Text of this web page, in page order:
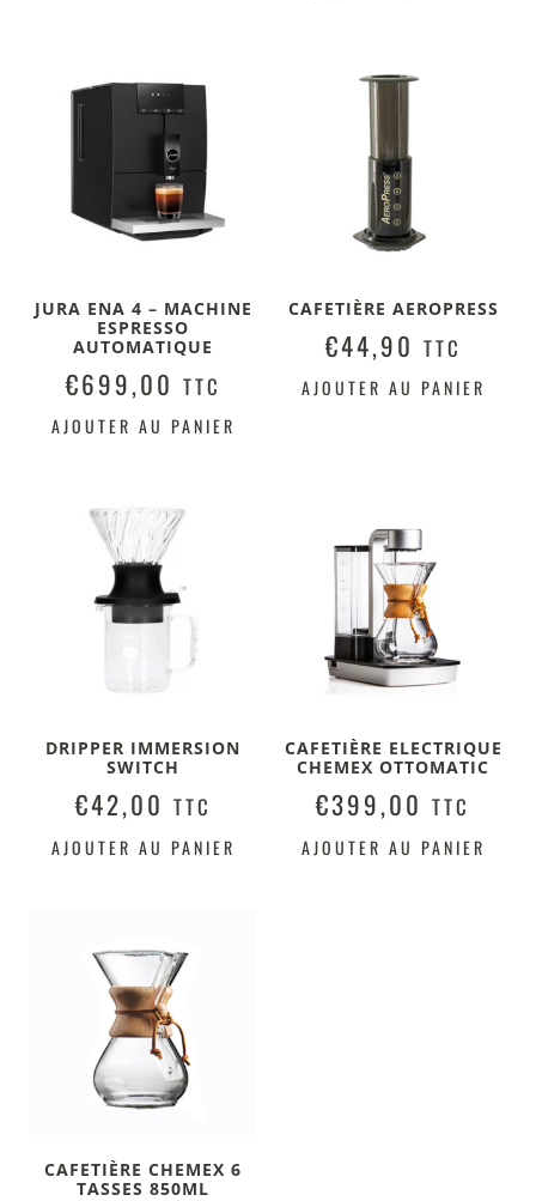
JURA ENA 4 – MACHINE
ESPRESSO
AUTOMATIQUE
€699,00 TTC
AJOUTER AU PANIER
CAFETIÈRE AEROPRESS
€44,90 TTC
AJOUTER AU PANIER
DRIPPER IMMERSION
SWITCH
€42,00 TTC
AJOUTER AU PANIER
CAFETIÈRE ELECTRIQUE
CHEMEX OTTOMATIC
€399,00 TTC
AJOUTER AU PANIER
CAFETIÈRE CHEMEX 6
TASSES 850ML